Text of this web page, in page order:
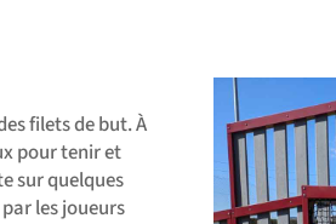
filets de but. À
pour tenir et
sur quelques
les joueurs